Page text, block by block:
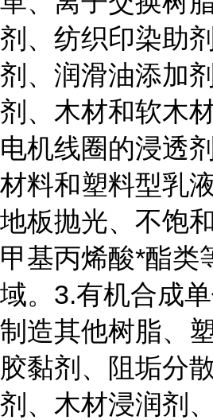
剂、纺织印染助
剂、润滑油添加
剂、木材和软木
电机线圈的浸透
材料和塑料型乳
地板抛光、不饱
甲基丙烯酸*酯类
域。3.有机合成
制造其他树脂、
胶黏剂、阻垢分
剂、木材浸润剂